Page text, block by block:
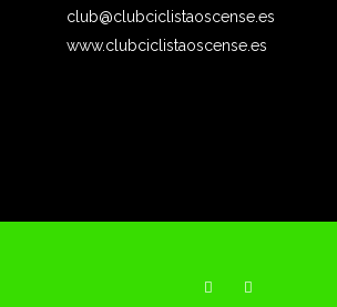
club@clubciclistaoscense.es
www.clubciclistaoscense.es